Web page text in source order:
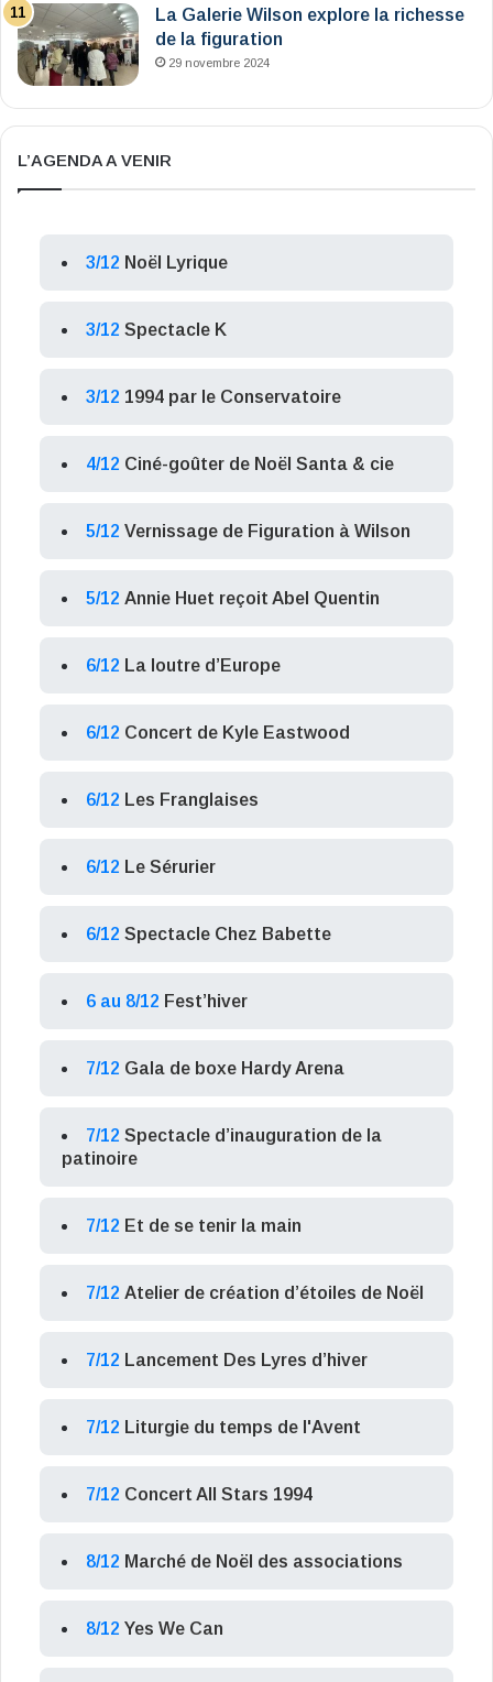
La Galerie Wilson explore la richesse
de la figuration
29 novembre 2024
L’AGENDA A VENIR
3/12 Noël Lyrique
3/12 Spectacle K
3/12 1994 par le Conservatoire
4/12 Ciné-goûter de Noël Santa & cie
5/12 Vernissage de Figuration à Wilson
5/12 Annie Huet reçoit Abel Quentin
6/12 La loutre d’Europe
6/12 Concert de Kyle Eastwood
6/12 Les Franglaises
6/12 Le Sérurier
6/12 Spectacle Chez Babette
6 au 8/12 Fest’hiver
7/12 Gala de boxe Hardy Arena
7/12 Spectacle d’inauguration de la
patinoire
7/12 Et de se tenir la main
7/12 Atelier de création d’étoiles de Noël
7/12 Lancement Des Lyres d’hiver
7/12 Liturgie du temps de l'Avent
7/12 Concert All Stars 1994
8/12 Marché de Noël des associations
8/12 Yes We Can